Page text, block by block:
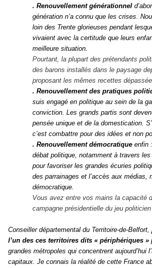
. Renouvellement générationnel
génération n’a connu que les crises.
loin des Trente glorieuses pendant
vivaient avec la certitude que leurs
meilleure situation.
Pourtant, la plupart des prétendants
des barons installés dans le paysage
proposant les mêmes recettes
. Renouvellement des pratiques
suis engagé en politique au sein de la
conviction. Les grands partis sont
pensée unique et de la domestication.
c’est combattre pour des idées et non
. Renouvellement démocratique enfin
débat politique, notamment à travers
pour favoriser les grandes écuries
des parrainages et l’accès aux médias,
démocratique.
Vous avez entre vos mains la capacité
campagne présidentielle du jeu politicien
Conseiller départemental du Territoire-de-Belfort,
l’un des ces territoires dits « périphériques »
grandes métropoles qui concentrent aujourd’hui
capitaux. Je connais la réalité de cette France